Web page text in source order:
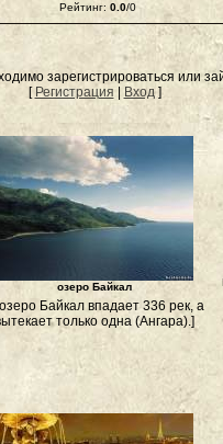
Рейтинг: 0.0/0
зарегистрироваться или
[ Регистрация Вход]
озеро Байкал
Байкал впадает 336 рек, а
только одна (Ангара).]